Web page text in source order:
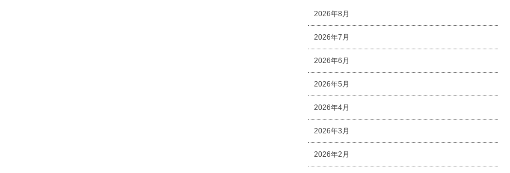
2026年8月
2026年7月
2026年6月
2026年5月
2026年4月
2026年3月
2026年2月